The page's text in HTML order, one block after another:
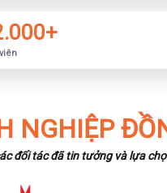
NGHIỆP
đối tác đã tin tưởng và lựa